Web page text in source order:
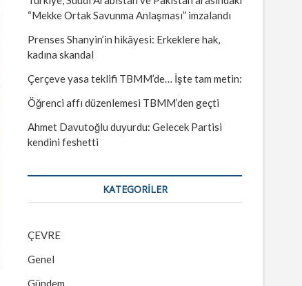
“Mekke Ortak Savunma Anlaşması” imzalandı
Prenses Shanyin’in hikâyesi: Erkeklere hak,
kadına skandal
Çerçeve yasa teklifi TBMM’de… İşte tam metin:
Öğrenci affı düzenlemesi TBMM’den geçti
Ahmet Davutoğlu duyurdu: Gelecek Partisi
kendini feshetti
KATEGORILER
ÇEVRE
Genel
Gündem